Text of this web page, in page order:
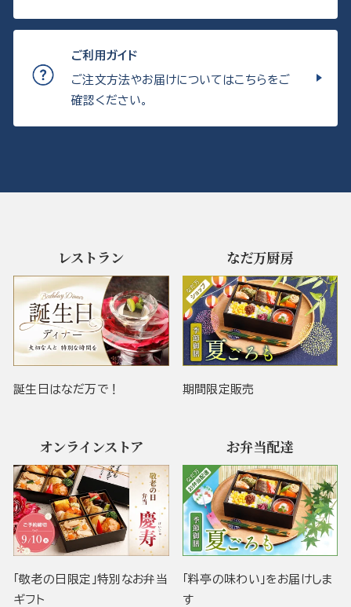
ご利用ガイド
ご注文方法やお届けについてはこちらをご
確認ください。
レストラン
誕生日はなだ万で！
なだ万厨房
期間限定販売
オンラインストア
「敬老の日限定」特別なお弁当
ギフト
お弁当配達
「料亭の味わい」をお届けしま
す